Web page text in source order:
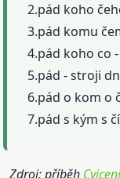
2.pád koho
3.pád komu
4.pád koho co
5.pád - stroji
6.pád o kom o
7.pád s kým s
Zdroj: příběh